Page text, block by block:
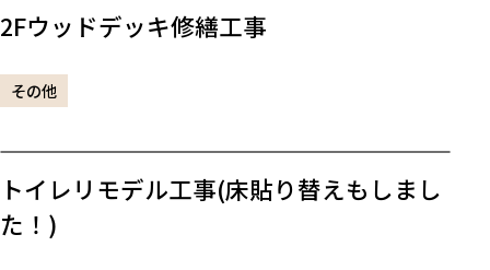
2Fウッドデッキ修繕工事
その他
トイレリモデル工事(床貼り替えもしまし
た！)